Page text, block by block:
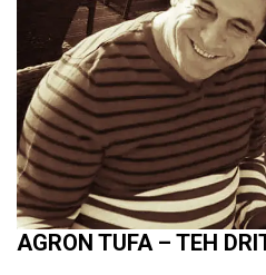
AGRON TUFA – TEH